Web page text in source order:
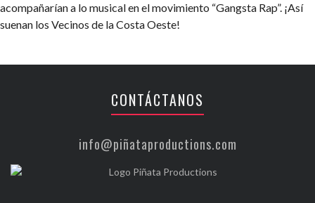
acompañarían a lo musical en el movimiento “Gangsta Rap”. ¡Así
suenan los Vecinos de la Costa Oeste!
CONTÁCTANOS
info@piñataproductions.com